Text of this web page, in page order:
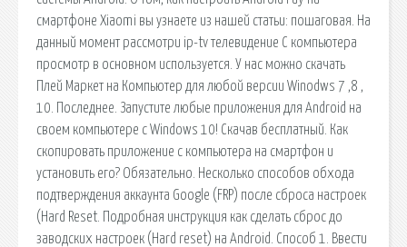
смартфоне Xiaomi вы узнаете из нашей статьи: пошаговая. На
данный момент рассмотри ip-tv телевидение С компьютера
просмотр в основном используется. У нас можно скачать
Плей Маркет на Компьютер для любой версии Winodws 7 ,8 ,
10. Последнее. Запустите любые приложения для Android на
своем компьютере с Windows 10! Скачав бесплатный. Как
скопировать приложение с компьютера на смартфон и
установить его? Обязательно. Несколько способов обхода
подтверждения аккаунта Google (FRP) после сброса настроек
(Hard Reset. Подробная инструкция как сделать сброс до
заводских настроек (Hard reset) на Android. Способ 1. Ввести